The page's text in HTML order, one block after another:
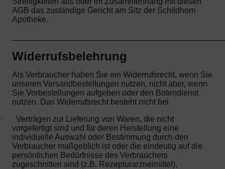
AGB das zuständige Gericht am Sitz der Schildhorn
Apotheke.
Widerrufsbelehrung
Als Verbraucher haben Sie ein Widerrufsrecht, wenn Sie
unseren Versandbestellungen nutzen, nicht aber, wenn
Sie Vorbestellungen aufgeben oder den Botendienst
nutzen. Das Widerrufsrecht besteht nicht bei
·
Verträgen zur Lieferung von Waren, die nicht
vorgefertigt sind und für deren Herstellung eine
individuelle Auswahl oder Bestimmung durch den
Verbraucher maßgeblich ist oder die eindeutig auf die
persönlichen Bedürfnisse des Verbrauchers
zugeschnitten sind (z.B. Rezepturarzneimittel),